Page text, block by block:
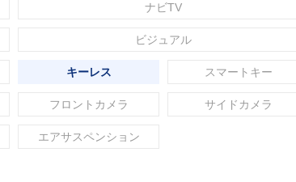
ナビTV
ビジュアル
キーレス スマートキー
フロントカメラ サイドカメラ
エアサスペンション